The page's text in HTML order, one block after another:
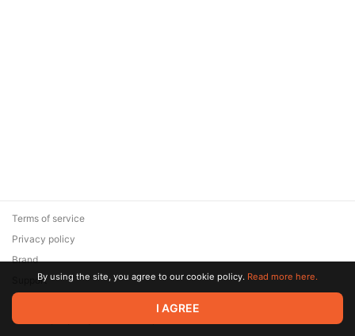
© 2026 Zaya Solutions Limited. All rights reserved. All trademarks
are the property of their respective owners.
Terms of service
Privacy policy
Brand
SupportBy using the site, you agree to our cookie policy. Read more here.
I AGREE